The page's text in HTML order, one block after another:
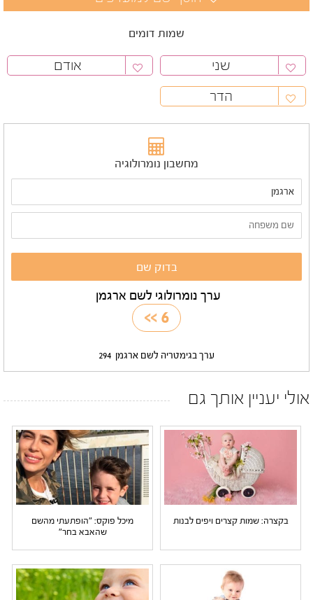
שמות דומים
שני
אודם
הדר
מחשבון נומרולוגיה
ערך נומרולוגי לשם ארגמן
6
>>
ערך בגימטריה לשם ארגמן 294
אולי יעניין אותך גם
בקצרה: שמות קצרים ויפים לבנות
מיכל פוקס: "הופתעתי מהשם
שהאבא בחר"